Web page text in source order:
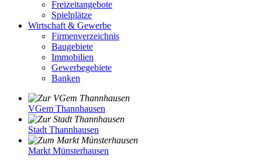
Freizeitangebote
Spielplätze
Wirtschaft & Gewerbe
Firmenverzeichnis
Baugebiete
Immobilien
Gewerbegebiete
Banken
VGem Thannhausen
Stadt Thannhausen
Markt Münsterhausen